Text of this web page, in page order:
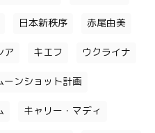
日本新秩序 赤尾由美
ア キエフ ウクライナ
ーンショット計画
キャリー・マディ